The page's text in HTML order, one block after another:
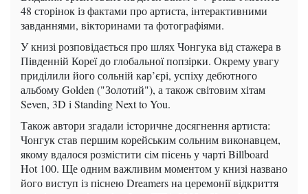
48 сторінок із фактами про артиста, інтерактивними
завданнями, вікторинами та фотографіями.
У книзі розповідається про шлях Чонгука від стажера в
Південній Кореї до глобальної попзірки. Окрему увагу
приділили його сольній кар’єрі, успіху дебютного
альбому Golden ("Золотий"), а також світовим хітам
Seven, 3D і Standing Next to You.
Також автори згадали історичне досягнення артиста:
Чонгук став першим корейським сольним виконавцем,
якому вдалося розмістити сім пісень у чарті Billboard
Hot 100. Ще одним важливим моментом у книзі названо
його виступ із піснею Dreamers на церемонії відкриття